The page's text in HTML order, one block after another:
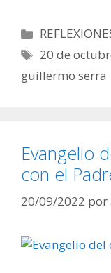
Categorías
Etiquetas
20 de
guillermo serra
Evangelio
con el
20/09/2022 por